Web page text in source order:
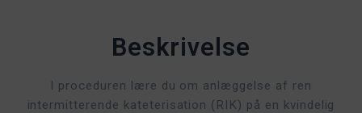
Beskrivelse
I proceduren lære du om anlæggelse af ren
intermitterende kateterisation (RIK) på en kvindelig